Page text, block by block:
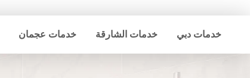
خدمات دبي خدمات الشارقة خدمات عجمان